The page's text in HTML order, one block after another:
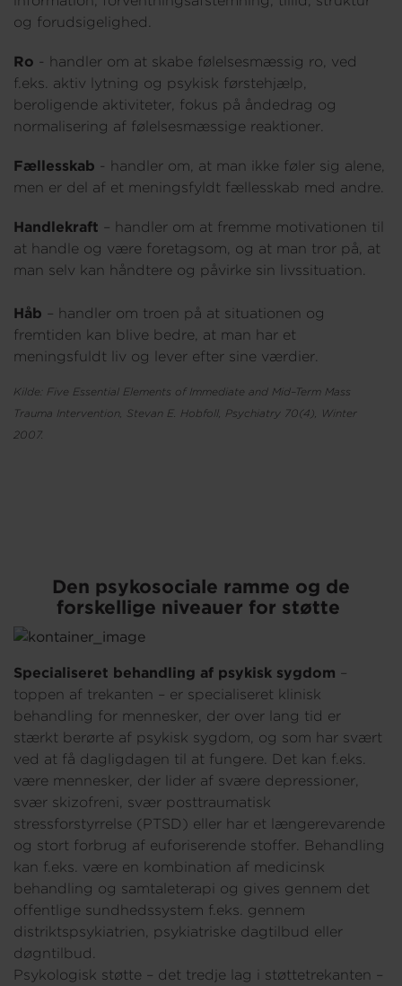
og forudsigelighed.
Ro - handler om at skabe følelsesmæssig ro, ved
f.eks. aktiv lytning og psykisk førstehjælp,
beroligende aktiviteter, fokus på åndedrag og
normalisering af følelsesmæssige reaktioner.
Fællesskab - handler om, at man ikke føler sig alene,
men er del af et meningsfyldt fællesskab med andre.
Handlekraft – handler om at fremme motivationen til
at handle og være foretagsom, og at man tror på, at
man selv kan håndtere og påvirke sin livssituation.
Håb – handler om troen på at situationen og
fremtiden kan blive bedre, at man har et
meningsfuldt liv og lever efter sine værdier.
Kilde: Five Essential Elements of Immediate and Mid–Term Mass
Trauma Intervention, Stevan E. Hobfoll, Psychiatry 70(4), Winter
2007.
Den psykosociale ramme og de
forskellige niveauer for støtte
Specialiseret behandling af psykisk sygdom –
toppen af trekanten – er specialiseret klinisk
behandling for mennesker, der over lang tid er
stærkt berørte af psykisk sygdom, og som har svært
ved at få dagligdagen til at fungere. Det kan f.eks.
være mennesker, der lider af svære depressioner,
svær skizofreni, svær posttraumatisk
stressforstyrrelse (PTSD) eller har et længerevarende
og stort forbrug af euforiserende stoffer. Behandling
kan f.eks. være en kombination af medicinsk
behandling og samtaleterapi og gives gennem det
offentlige sundhedssystem f.eks. gennem
distriktspsykiatrien, psykiatriske dagtilbud eller
døgntilbud.
Psykologisk støtte – det tredje lag i støttetrekanten –